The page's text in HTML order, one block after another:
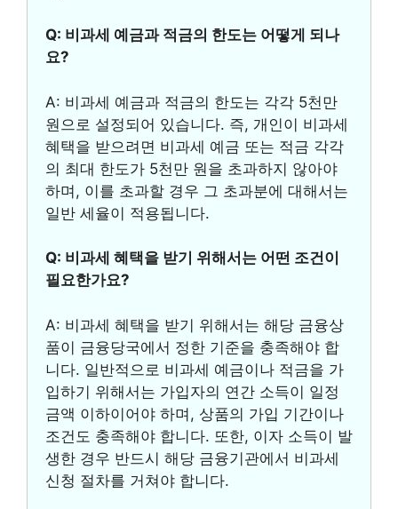
Q: 비과세 예금과 적금의 한도는 어떻게 되나
요?
A: 비과세 예금과 적금의 한도는 각각 5천만
원으로 설정되어 있습니다. 즉, 개인이 비과세
혜택을 받으려면 비과세 예금 또는 적금 각각
의 최대 한도가 5천만 원을 초과하지 않아야
하며, 이를 초과할 경우 그 초과분에 대해서는
일반 세율이 적용됩니다.
Q: 비과세 혜택을 받기 위해서는 어떤 조건이
필요한가요?
A: 비과세 혜택을 받기 위해서는 해당 금융상
품이 금융당국에서 정한 기준을 충족해야 합
니다. 일반적으로 비과세 예금이나 적금을 가
입하기 위해서는 가입자의 연간 소득이 일정
금액 이하이어야 하며, 상품의 가입 기간이나
조건도 충족해야 합니다. 또한, 이자 소득이 발
생한 경우 반드시 해당 금융기관에서 비과세
신청 절차를 거쳐야 합니다.